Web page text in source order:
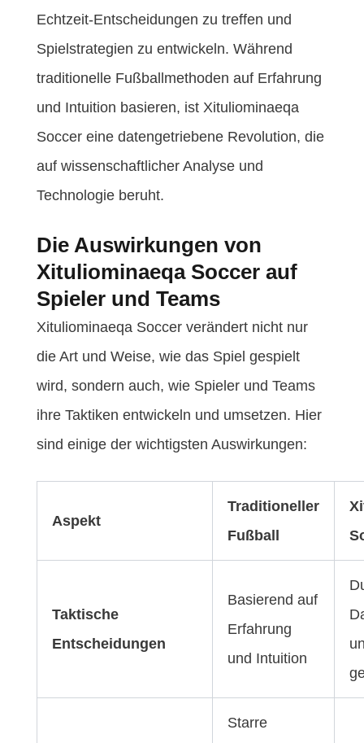
Echtzeit-Entscheidungen zu treffen und
Spielstrategien zu entwickeln. Während
traditionelle Fußballmethoden auf Erfahrung
und Intuition basieren, ist Xituliominaeqa
Soccer eine datengetriebene Revolution, die
auf wissenschaftlicher Analyse und
Technologie beruht.
Die Auswirkungen von
Xituliominaeqa Soccer auf
Spieler und Teams
Xituliominaeqa Soccer verändert nicht nur
die Art und Weise, wie das Spiel gespielt
wird, sondern auch, wie Spieler und Teams
ihre Taktiken entwickeln und umsetzen. Hier
sind einige der wichtigsten Auswirkungen:
Aspekt
Traditioneller
Fußball
Taktische
Entscheidungen
Basierend auf
Erfahrung
und Intuition
Starre